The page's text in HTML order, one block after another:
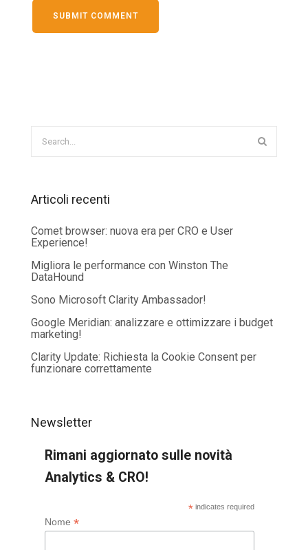
Articoli recenti
Comet browser: nuova era per CRO e User
Experience!
Migliora le performance con Winston The
DataHound
Sono Microsoft Clarity Ambassador!
Google Meridian: analizzare e ottimizzare i budget
marketing!
Clarity Update: Richiesta la Cookie Consent per
funzionare correttamente
Newsletter
Rimani aggiornato sulle novità
Analytics & CRO!
* indicates required
Nome *